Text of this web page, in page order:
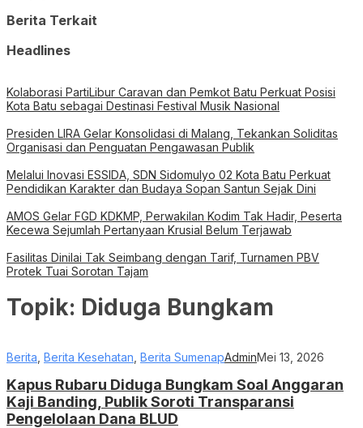
Berita Terkait
Headlines
Kolaborasi PartiLibur Caravan dan Pemkot Batu Perkuat Posisi
Kota Batu sebagai Destinasi Festival Musik Nasional
Presiden LIRA Gelar Konsolidasi di Malang, Tekankan Soliditas
Organisasi dan Penguatan Pengawasan Publik
Melalui Inovasi ESSIDA, SDN Sidomulyo 02 Kota Batu Perkuat
Pendidikan Karakter dan Budaya Sopan Santun Sejak Dini
AMOS Gelar FGD KDKMP, Perwakilan Kodim Tak Hadir, Peserta
Kecewa Sejumlah Pertanyaan Krusial Belum Terjawab
Fasilitas Dinilai Tak Seimbang dengan Tarif, Turnamen PBV
Protek Tuai Sorotan Tajam
Topik: Diduga Bungkam
Berita Berita Kesehatan Berita SumenapAdminMei 13, 2026
Kapus Rubaru Diduga Bungkam Soal Anggaran
Kaji Banding, Publik Soroti Transparansi
Pengelolaan Dana BLUD